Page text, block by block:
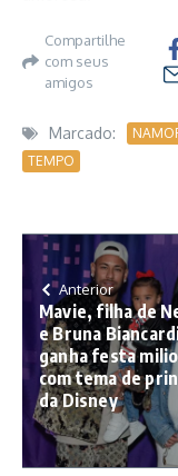
Compartilhe
com seus
amigos
Marcado:
TEMPO
Anterior
Mavie, filha de
e Bruna
ganha festa
com tema de
da Disney